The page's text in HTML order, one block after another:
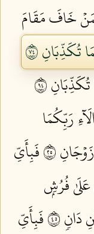
خَافَ مَقَامَ
تُكَذِّبَانِ ٤٧
٤٩
رَبِّكُمَا
٥٢
فَبِأَيِّ
فُرُشِۭ
٥٤
فَبِأَيِّ